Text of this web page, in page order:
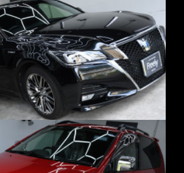
ックス
ンダード トヨタ・ハイラックス ご入庫いただき
入庫でしたが、塗装面には磨き傷や軽度のシミが
スタンダードコースでは軽研磨を行い、これらの…
ン